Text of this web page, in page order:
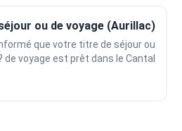
ou de voyage (Aurillac)
que votre titre de séjour ou
de voyage est prêt dans le Cantal ?...